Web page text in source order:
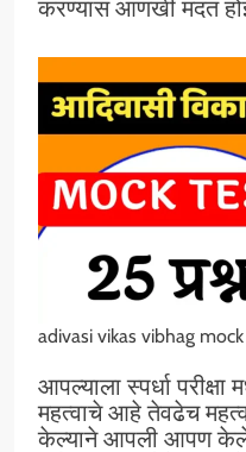
करण्यास आणखी मदत
adivasi vikas vibhag
आपल्याला स्पर्धा
महत्वाचे आहे तेवढेच
केल्याने आपली आपण